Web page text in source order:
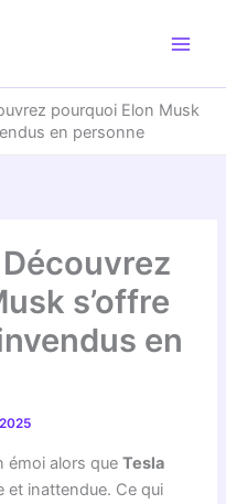
pourquoi Elon Musk
en personne
s’offre
en
émoi alors queTesla
et inattendue. Ce qui